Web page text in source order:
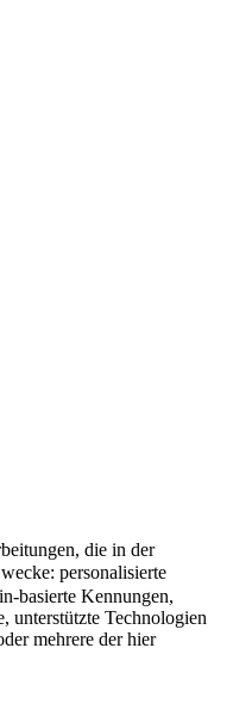
die in der
personalisierte
basierte Kennungen,
unterstützte Technologien
mehrere der hier